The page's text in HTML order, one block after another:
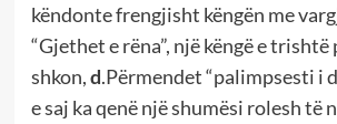
këndonte frengjisht këngën me
“Gjethet e rëna”, një këngë e trishtë
shkon,d.Përmendet “palimpsesti i
e saj ka qenë një shumësi rolesh të